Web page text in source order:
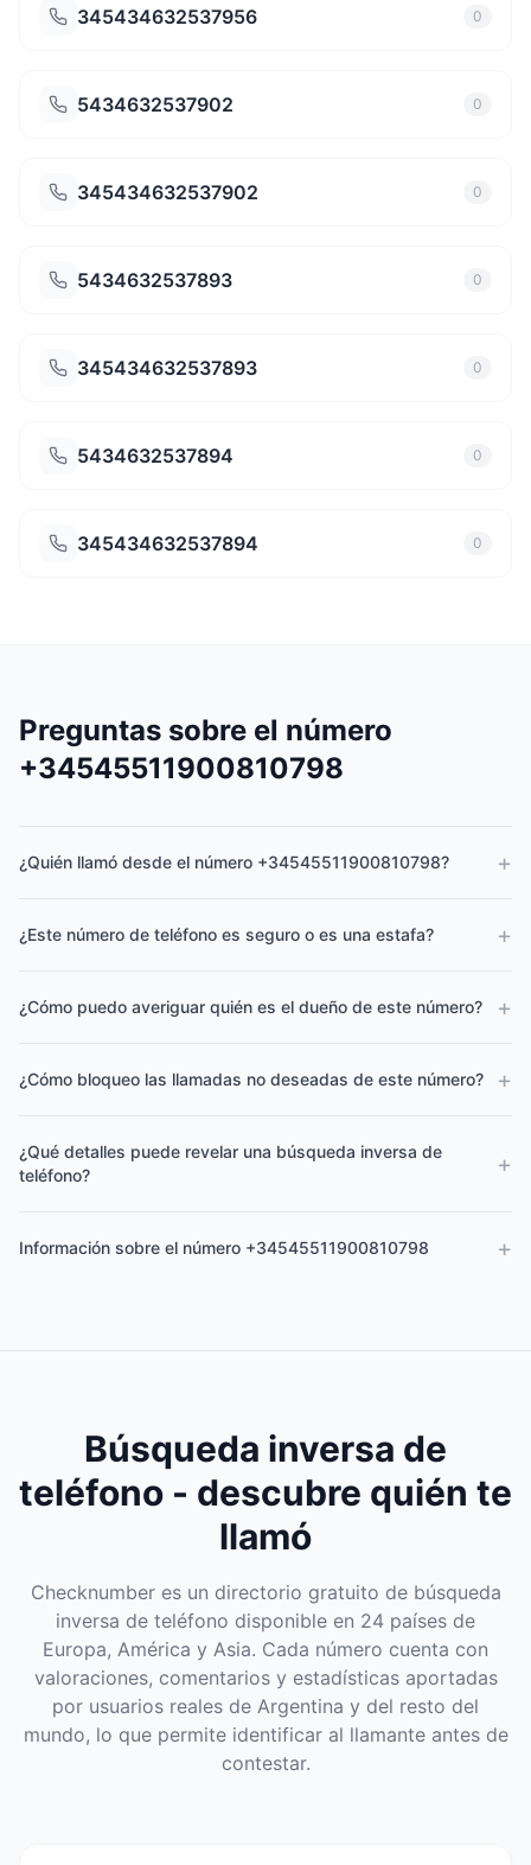
345434632537956 0
5434632537902 0
345434632537902 0
5434632537893 0
345434632537893 0
5434632537894 0
345434632537894 0
Preguntas sobre el número
+34545511900810798
¿Quién llamó desde el número +34545511900810798? +
¿Este número de teléfono es seguro o es una estafa? +
¿Cómo puedo averiguar quién es el dueño de este número? +
¿Cómo bloqueo las llamadas no deseadas de este número? +
¿Qué detalles puede revelar una búsqueda inversa de
teléfono?
+
Información sobre el número +34545511900810798 +
Búsqueda inversa de
teléfono - descubre quién te
llamó
Checknumber es un directorio gratuito de búsqueda
inversa de teléfono disponible en 24 países de
Europa, América y Asia. Cada número cuenta con
valoraciones, comentarios y estadísticas aportadas
por usuarios reales de Argentina y del resto del
mundo, lo que permite identificar al llamante antes de
contestar.